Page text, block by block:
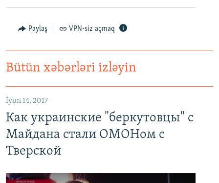
Paylaş VPN-siz açmaq
Bütün xəbərləri izləyin
İyun 14, 2017
Как украинские "беркутовцы" с
Майдана стали ОМОНом с
Тверской